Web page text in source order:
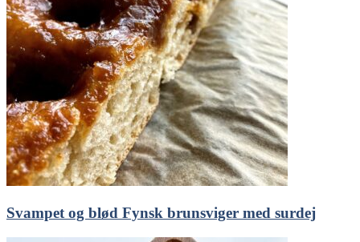
Svampet og blød Fynsk brunsviger med surdej